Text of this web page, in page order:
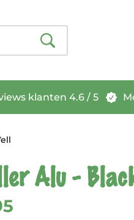
klanten 4.6 / 5
Alu -